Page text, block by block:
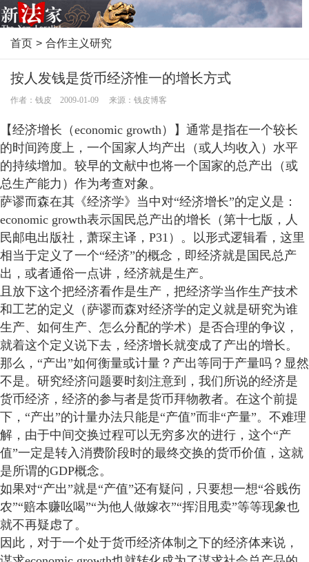
首页 > 合作主义研究
按人发钱是货币经济惟一的增长方式
作者：钱皮 2009-01-09 来源：钱皮博客
【经济增长（economic growth）】通常是指在一个较长
的时间跨度上，一个国家人均产出（或人均收入）水平
的持续增加。较早的文献中也将一个国家的总产出（或
总生产能力）作为考查对象。
萨谬而森在其《经济学》当中对“经济增长”的定义是：
economic growth表示国民总产出的增长（第十七版，人
民邮电出版社，萧琛主译，P31）。以形式逻辑看，这里
相当于定义了一个“经济”的概念，即经济就是国民总产
出，或者通俗一点讲，经济就是生产。
且放下这个把经济看作是生产，把经济学当作生产技术
和工艺的定义（萨谬而森对经济学的定义就是研究为谁
生产、如何生产、怎么分配的学术）是否合理的争议，
就着这个定义说下去，经济增长就变成了产出的增长。
那么，“产出”如何衡量或计量？产出等同于产量吗？显然
不是。研究经济问题要时刻注意到，我们所说的经济是
货币经济，经济的参与者是货币拜物教者。在这个前提
下，“产出”的计量办法只能是“产值”而非“产量”。不难理
解，由于中间交换过程可以无穷多次的进行，这个“产
值”一定是转入消费阶段时的最终交换的货币价值，这就
是所谓的GDP概念。
如果对“产出”就是“产值”还有疑问，只要想一想“谷贱伤
农”“赔本赚吆喝”“为他人做嫁衣”“挥泪甩卖”等等现象也
就不再疑虑了。
因此，对于一个处于货币经济体制之下的经济体来说，